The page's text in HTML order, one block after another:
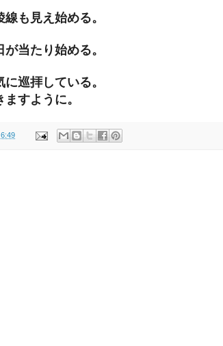
も見え始める。
当たり始める。
巡拝している。
すように。
6:49